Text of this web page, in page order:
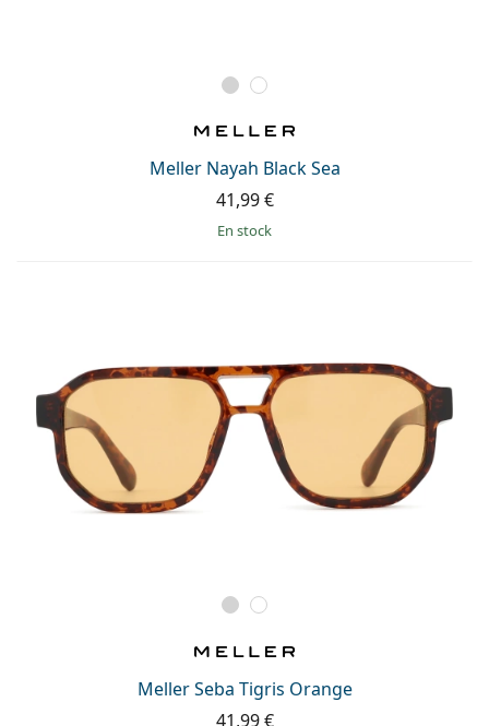
Meller Nayah Black Sea
41,99 €
en stock
Meller Seba Tigris Orange
41,99 €